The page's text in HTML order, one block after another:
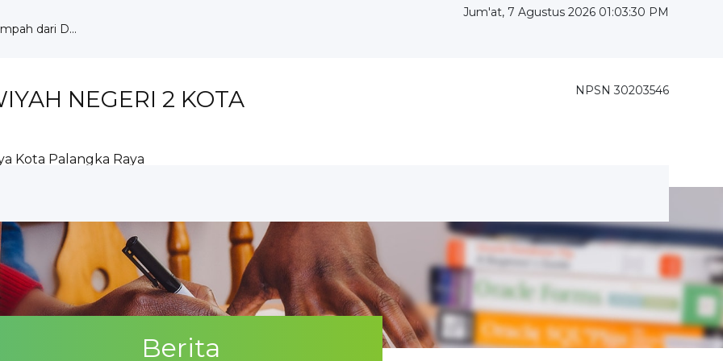
dari D...
HUT ...
Ku...
di ...
...
pada O...
Jum'at, 7 Agustus 2026 01:03:32 PM
NEGERI 2 KOTA
Kota Palangka Raya
NPSN 30203546
Berita